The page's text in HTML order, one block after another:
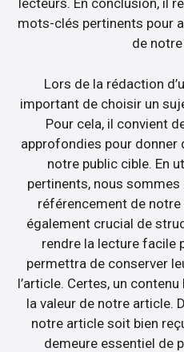
lecteurs. En conclusion, il
mots-clés pertinents pour
de
Lors de la rédaction
important de choisir un
Pour cela, il convient
approfondies pour
notre public cible. En
pertinents, nous sommes
référencement de
également crucial de
rendre la lecture facile
permettra de conserver
l’article. Certes, un
la valeur de notre article.
notre article soit bien
demeure essentiel de